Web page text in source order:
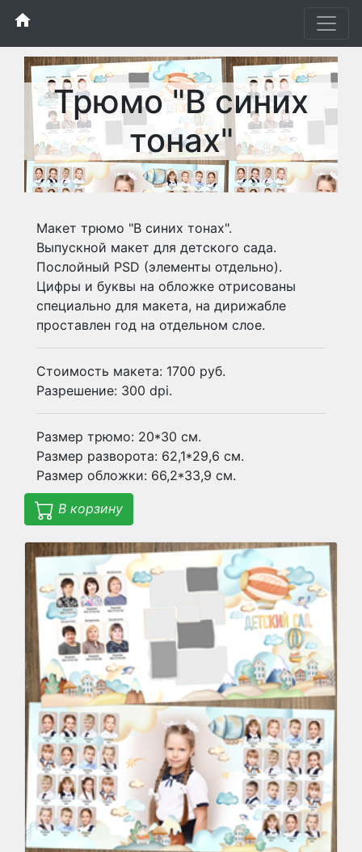
home
Трюмо "В синих
тонах"
Макет трюмо "В синих тонах".
Выпускной макет для детского сада.
Послойный PSD (элементы отдельно).
Цифры и буквы на обложке отрисованы
специально для макета, на дирижабле
проставлен год на отдельном слое.
Стоимость макета: 1700 руб.
Разрешение: 300 dpi.
Размер трюмо: 20*30 см.
Размер разворота: 62,1*29,6 см.
Размер обложки: 66,2*33,9 см.
В корзину